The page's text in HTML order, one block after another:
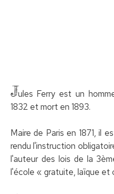
Jules Ferry est un
1832 et mort en 1893.
Maire de Paris en 1871, il
rendu l'instruction
l'auteur des lois de la
l'école « gratuite, laïque et